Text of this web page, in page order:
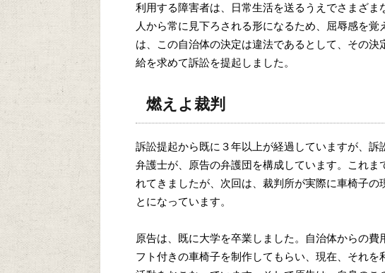
利用する障害者は、日常生活を送るうえでさまざ
人から常に見下ろされる形になるため、屈辱感を
は、この自治体の決定は違法であるとして、その
給を求めて訴訟を提起しました。
燃えよ裁判
訴訟提起から既に３年以上が経過していますが、
弁護士が、原告の弁護団を構成しています。これ
れてきましたが、次回は、裁判所が実際に車椅子の
とになっています。
原告は、既に大学を卒業しました。自治体からの
フト付きの車椅子を制作してもらい、現在、それ